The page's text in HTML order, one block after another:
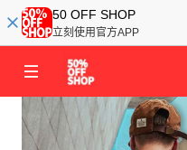
50 OFF SHOP
立刻使用官方APP